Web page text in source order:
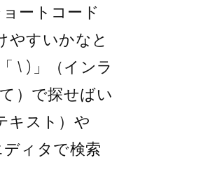
ートコード
やすいかなと
\ )」（インラ
）で探せばい
キスト）や
ィタで検索